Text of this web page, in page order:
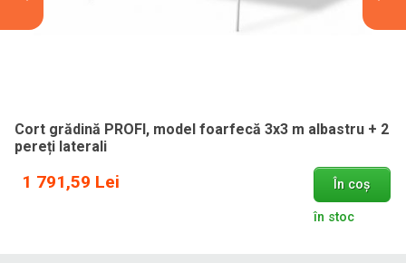
Cort grădină PROFI, model foarfecă 3x3 m albastru + 2
pereți laterali
1 791,59 Lei În coș
în stoc